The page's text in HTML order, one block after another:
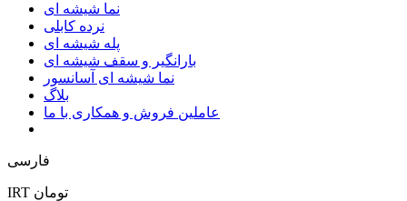
نما شیشه ای
نرده کابلی
پله شیشه ای
بارانگیر و سقف شیشه ای
نما شیشه ای آسانسور
بلاگ
عاملین فروش و همکاری با ما
فارسى
IRT تومان